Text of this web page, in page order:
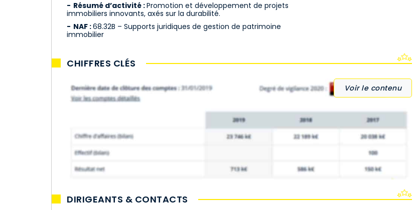
Résumé d’activité :Promotion et développement de projets
immobiliers innovants, axés sur la durabilité.
NAF :68.32B – Supports juridiques de gestion de patrimoine
immobilier
CHIFFRES CLÉS
Voir le contenu
DIRIGEANTS & CONTACTS